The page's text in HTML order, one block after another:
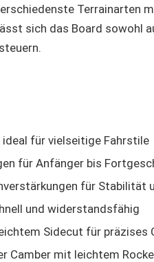
Terrainarten
sich das Board sowohl
für vielseitige Fahrstile
für Anfänger bis
für Stabilität
und widerstandsfähig
Sidecut für präzises
Camber mit leichtem